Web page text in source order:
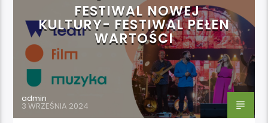
FESTIWAL NOWEJ
KULTURY- FESTIWAL PEŁEN
WARTOŚCI
admin
3 WRZEŚNIA 2024